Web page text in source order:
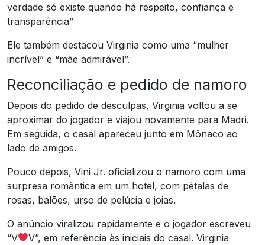
verdade só existe quando há respeito, confiança e
transparência”
Ele também destacou Virginia como uma “mulher
incrível” e “mãe admirável”.
Reconciliação e pedido de namoro
Depois do pedido de desculpas, Virginia voltou a se
aproximar do jogador e viajou novamente para Madri.
Em seguida, o casal apareceu junto em Mônaco ao
lado de amigos.
Pouco depois, Vini Jr. oficializou o namoro com uma
surpresa romântica em um hotel, com pétalas de
rosas, balões, urso de pelúcia e joias.
O anúncio viralizou rapidamente e o jogador escreveu
“V
V”, em referência às iniciais do casal. Virginia